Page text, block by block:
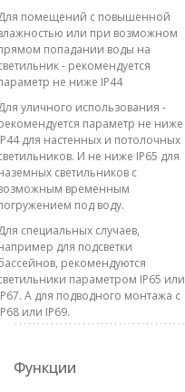
помещений с повышенной
или при возможном
попадании воды на
- рекомендуется
не ниже IP44
уличного использования -
параметр не ниже
для настенных и потолочных
И не ниже IP65 для
светильников с
временным
под воду.
специальных случаев,
для подсветки
рекомендуются
параметром IP65 или
А для подводного монтажа с
или IP69.
Функции